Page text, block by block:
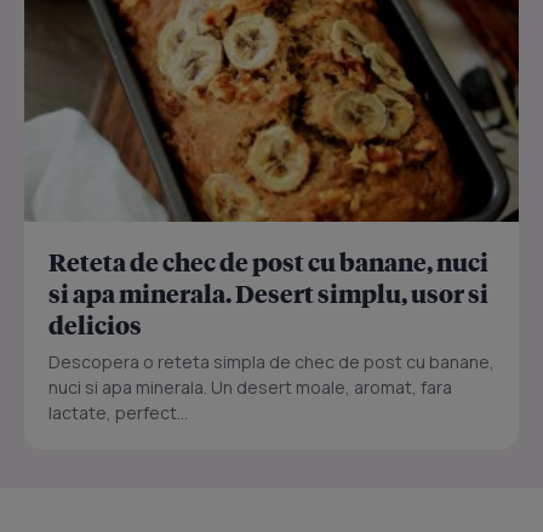
Reteta de chec de post cu banane, nuci
si apa minerala. Desert simplu, usor si
delicios
Descopera o reteta simpla de chec de post cu banane,
nuci si apa minerala. Un desert moale, aromat, fara
lactate, perfect...